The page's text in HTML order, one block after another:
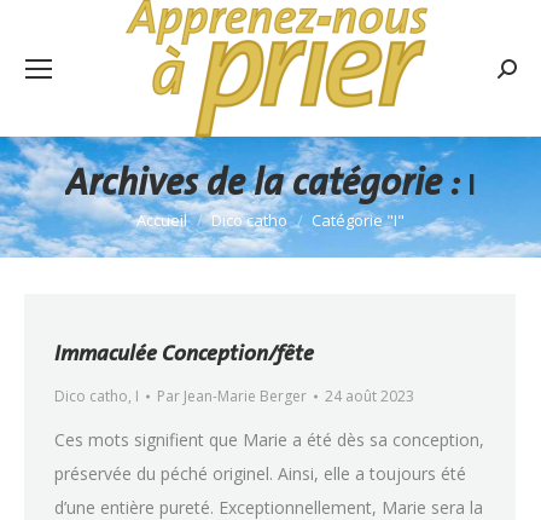
Archives de la catégorie :I
Vous êtes ici :
Accueil Dico catho Catégorie "I"
Immaculée Conception/fête
Dico catho, I Par Jean-Marie Berger 24 août 2023
Ces mots signifient que Marie a été dès sa conception,
préservée du péché originel. Ainsi, elle a toujours été
d’une entière pureté. Exceptionnellement, Marie sera la